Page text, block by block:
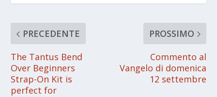
PRECEDENTE
The Tantus Bend
Over Beginners
Strap-On Kit is
perfect for
PROSSIMO
Commento al
Vangelo di domenica
12 settembre